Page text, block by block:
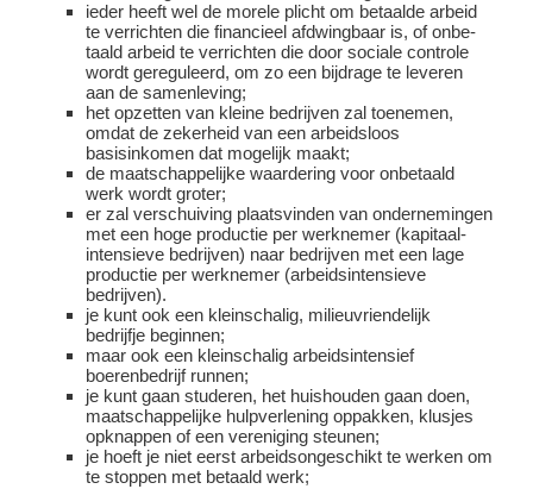
ieder heeft wel de morele plicht om betaalde arbeid
te verrichten die financieel afdwingbaar is, of onbe-
taald arbeid te verrichten die door sociale controle
wordt gereguleerd, om zo een bijdrage te leveren
aan de samenleving;
het opzetten van kleine bedrijven zal toenemen,
omdat de zekerheid van een arbeidsloos
basisinkomen dat mogelijk maakt;
de maatschappelijke waardering voor onbetaald
werk wordt groter;
er zal verschuiving plaatsvinden van ondernemingen
met een hoge productie per werknemer (kapitaal-
intensieve bedrijven) naar bedrijven met een lage
productie per werknemer (arbeidsintensieve
bedrijven).
je kunt ook een kleinschalig, milieuvriendelijk
bedrijfje beginnen;
maar ook een kleinschalig arbeidsintensief
boerenbedrijf runnen;
je kunt gaan studeren, het huishouden gaan doen,
maatschappelijke hulpverlening oppakken, klusjes
opknappen of een vereniging steunen;
je hoeft je niet eerst arbeidsongeschikt te werken om
te stoppen met betaald werk;